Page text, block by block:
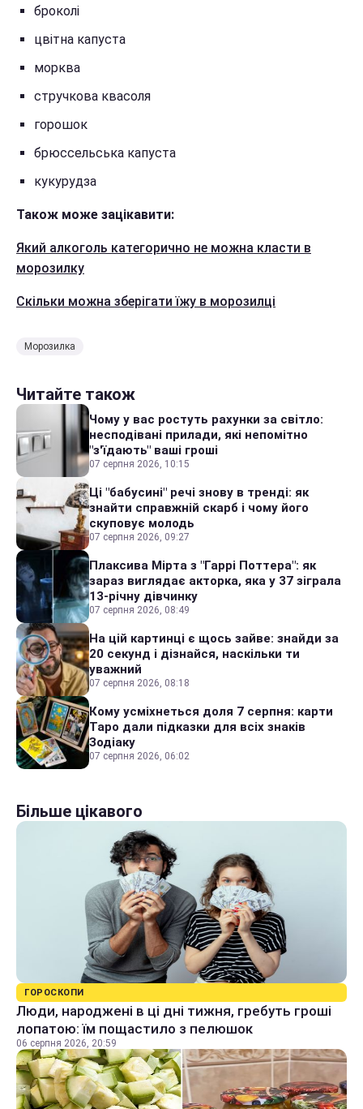
броколі
цвітна капуста
морква
стручкова квасоля
горошок
брюссельська капуста
кукурудза
Також може зацікавити:
Який алкоголь категорично не можна класти в
морозилку
Скільки можна зберігати їжу в морозилці
Морозилка
Читайте також
Чому у вас ростуть рахунки за світло:
несподівані прилади, які непомітно
"з'їдають" ваші гроші
07 серпня 2026, 10:15
Ці "бабусині" речі знову в тренді: як
знайти справжній скарб і чому його
скуповує молодь
07 серпня 2026, 09:27
Плаксива Мірта з "Гаррі Поттера": як
зараз виглядає акторка, яка у 37 зіграла
13-річну дівчинку
07 серпня 2026, 08:49
На цій картинці є щось зайве: знайди за
20 секунд і дізнайся, наскільки ти
уважний
07 серпня 2026, 08:18
Кому усміхнеться доля 7 серпня: карти
Таро дали підказки для всіх знаків
Зодіаку
07 серпня 2026, 06:02
Більше цікавого
ГОРОСКОПИ
Люди, народжені в ці дні тижня, гребуть гроші
лопатою: їм пощастило з пелюшок
06 серпня 2026, 20:59